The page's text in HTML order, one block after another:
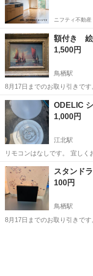
ニフティ不動産
額付き
1,500円
鳥栖駅
8月17日までのお取り引きです。 金具に錆、ほこり、あります。
り状態は良くありません。
佐賀 鳥栖市
ODELIC
1,000円
江北駅
リモコンはなしです。 宜しく
佐賀 杵島郡 江北駅
スタンド
100円
鳥栖駅
8月17日までのお取り引きです。 1個100円です。 2個あります。